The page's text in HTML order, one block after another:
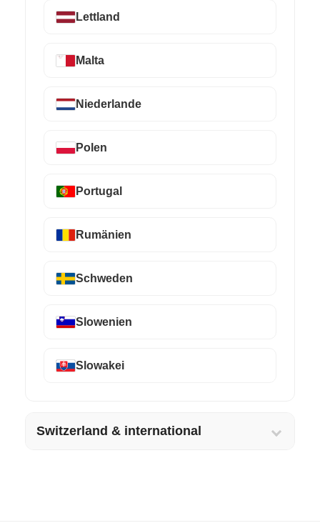
Lettland
Malta
Niederlande
Polen
Portugal
Rumänien
Schweden
Slowenien
Slowakei
Switzerland & international